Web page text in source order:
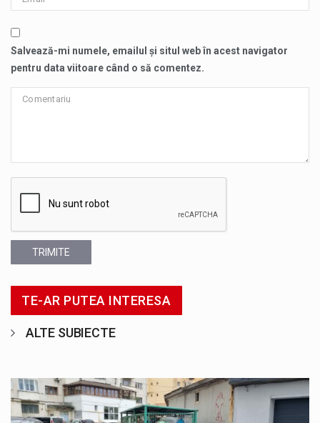
Salvează-mi numele, emailul și situl web în acest navigator
pentru data viitoare când o să comentez.
TRIMITE
TE-AR PUTEA INTERESA
ALTE SUBIECTE